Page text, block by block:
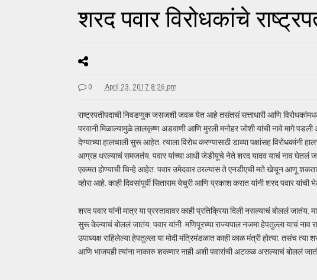
शरद पवार विरोधकांचे
0 April 23, 2017 8:26 pm
राष्ट्रपतीपदाची निवडणुक जसजशी जवळ येत आहे तसंतसं सत्ताधारी आणि
परवानी मिळाल्यामुळे लालकृष्ण अडवाणी आणि मुरली मनोहर जोशी यांची नावे मागे
देण्याच्या हालचाली सुरू आहेत. त्याला विरोध करण्यासाठी डाव्या पक्षांसह विरोधकांनी
आग्रह धरल्याचं समजतंय. पवार यांच्या आधी जेडीयूचे नेते शरद यादव याचं नाव घेतलं
एकमत होण्याची चिन्हे आहेत. पवार उमेदवार ठरल्यास ते एनडीएची मते खेचून आणू
व्होरा आहे. काही दिवसांपूर्वी सिताराम येचुरी आणि प्रकाश करात यांनी शरद पवार
शरद पवार यांनी मात्र या प्रस्तावावर काही प्रतिक्रिया दिली नसल्याचं बोललं जातंय.
सुरू केल्याचं बोललं जातंय. पवार यांनी मणिपूरच्या राज्यपाल नजमा हेपतुल्ला याचं नाव
उपाध्यक्ष राहिलेल्या हेपतुल्ला या मोदी मंत्रिमंडळात काही काळ मंत्री होत्या. तसंच त्या
आणि भाजपही त्यांना नाकारु शकणार नाही अशी पवारांची अटकळ असल्याचं बोललं